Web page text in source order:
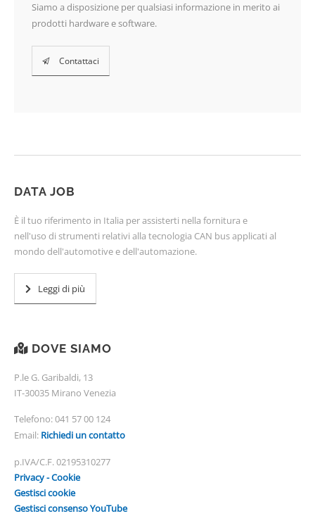
Siamo a disposizione per qualsiasi informazione in merito ai
prodotti hardware e software.
Contattaci
DATA JOB
È il tuo riferimento in Italia per assisterti nella fornitura e
nell'uso di strumenti relativi alla tecnologia CAN bus applicati al
mondo dell'automotive e dell'automazione.
Leggi di più
DOVE SIAMO
P.le G. Garibaldi, 13
IT-30035 Mirano Venezia
Telefono:041 57 00 124
Email: Richiedi un contatto
p.IVA/C.F. 02195310277
Privacy - Cookie
Gestisci cookie
Gestisci consenso YouTube